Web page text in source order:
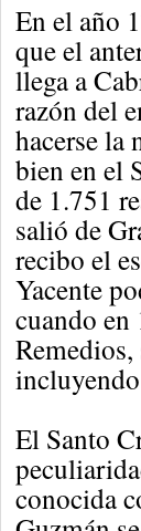
En el año
que el
llega a
razón del
hacerse la
bien en el
de 1.751
salió de
recibo el
Yacente
cuando en
El Santo
conocida